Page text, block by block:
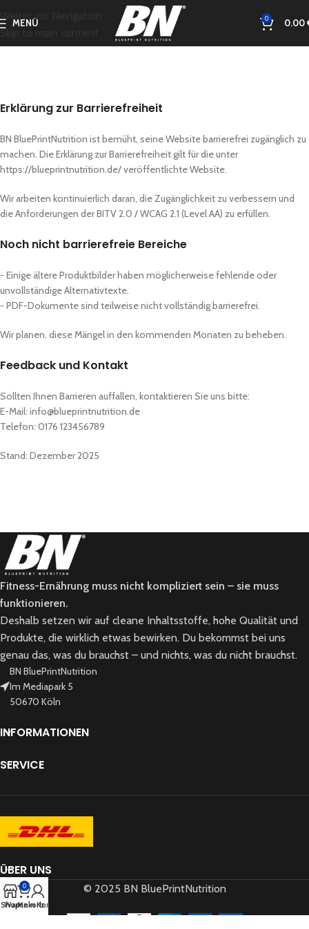
Weiter zur Navigation
Skip to main content
MENÜ 0 0.00
Erklärung zur Barrierefreiheit
BN BluePrintNutrition ist bemüht, seine Website barrierefrei zugänglich zu
machen. Die Erklärung zur Barrierefreiheit gilt für die unter
https://blueprintnutrition.de/ veröffentlichte Website.
Wir arbeiten kontinuierlich daran, die Zugänglichkeit zu verbessern und
die Anforderungen der BITV 2.0 / WCAG 2.1 (Level AA) zu erfüllen.
Noch nicht barrierefreie Bereiche
- Einige ältere Produktbilder haben möglicherweise fehlende oder
unvollständige Alternativtexte.
- PDF-Dokumente sind teilweise nicht vollständig barrierefrei.
Wir planen, diese Mängel in den kommenden Monaten zu beheben.
Feedback und Kontakt
Sollten Ihnen Barrieren auffallen, kontaktieren Sie uns bitte:
E-Mail: info@blueprintnutrition.de
Telefon: 0176 123456789
Stand: Dezember 2025
Fitness-Ernährung muss nicht kompliziert sein – sie muss
funktionieren.
Deshalb setzen wir auf cleane Inhaltsstoffe, hohe Qualität und
Produkte, die wirklich etwas bewirken. Du bekommst bei uns
genau das, was du brauchst – und nichts, was du nicht brauchst.
BN BluePrintNutrition
Im Mediapark 5
50670 Köln
INFORMATIONEN
SERVICE
ÜBER UNS
© 2025 BN BluePrintNutrition
Shop
0
Warenkorb
Mein Konto